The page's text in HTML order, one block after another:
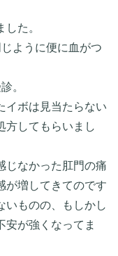
た。
ように便に血がつ
。
イボは見当たらない
方してもらいまし
じなかった肛門の痛
が増してきてのです
いものの、もしかし
安が強くなってま